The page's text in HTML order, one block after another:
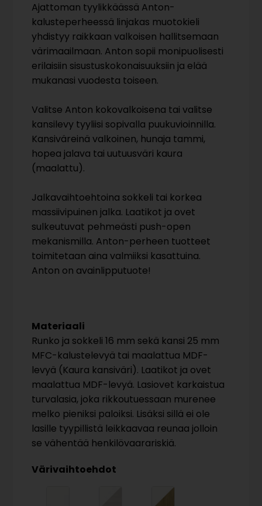
Ajattoman tyylikkäässä Anton-
kalusteperheessä linjakas muotokieli
yhdistyy raikkaan valkoisen hallitsemaan
värimaailmaan. Anton sopii monipuolisesti
erilaisiin sisustuskokonaisuuksiin ja elää
mukanasi vuodesta toiseen.
Valitse Anton kokovalkoisena tai valitse
kansilevy tyyliisi sopivalla puukuvioinnilla.
Kansiväreinä valkoinen, hunaja tammi,
hopea jalava tai uutuusväri kaura
(maalattu).
Jalkavaihtoehtoina sokkeli tai korkea
massiivipuinen jalka. Laatikot ja ovet
sulkeutuvat pehmeästi push-open
mekanismilla. Anton-perheen tuotteet
toimitetaan aina valmiiksi kasattuina.
Anton on avainlipputuote!
Materiaali
Runko ja sokkeli 16 mm sekä kansi 25 mm
MFC-kalustelevyä tai maalattua MDF-
levyä (Kaura kansiväri). Laatikot ja ovet
maalattua MDF-levyä. Lasiovet karkaistua
turvalasia, joka rikkoutuessaan murenee
melko pieniksi paloiksi. Lisäksi sillä ei ole
lasille tyypillistä leikkaavaa reunaa jolloin
se vähentää henkilövaarariskiä.
Värivaihtoehdot